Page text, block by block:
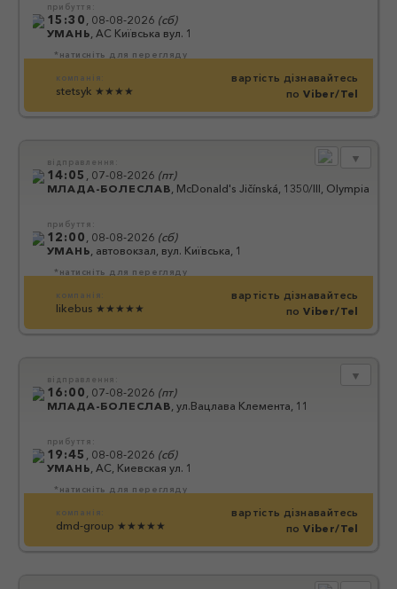
*натисніть для перегляду
прибуття:
15:30 08-08-2026 (сб)
УМАНЬ АС Київська вул. 1
компанія:
stetsyk ★★★★
вартість дізнавайтесь
поViber/Tel
▼
*натисніть для перегляду
відправлення:
14:05 07-08-2026 (пт)
МЛАДА-БОЛЕСЛАВ McDonald's Jičínská, 1350/III, Olympia
прибуття:
12:00 08-08-2026 (сб)
УМАНЬ автовокзал, вул. Київська, 1
компанія:
likebus ★★★★★
вартість дізнавайтесь
поViber/Tel
▼
*натисніть для перегляду
відправлення:
16:00 07-08-2026 (пт)
МЛАДА-БОЛЕСЛАВ ул.Вацлава Клемента, 11
прибуття:
19:45 08-08-2026 (сб)
УМАНЬ АС, Киевская ул. 1
компанія:
dmd-group ★★★★★
вартість дізнавайтесь
поViber/Tel